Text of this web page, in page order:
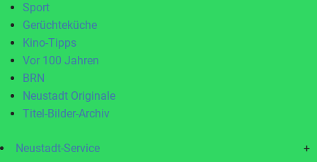
Sport
Gerüchteküche
Kino-Tipps
Vor 100 Jahren
BRN
Neustadt Originale
Titel-Bilder-Archiv
Neustadt-Service +